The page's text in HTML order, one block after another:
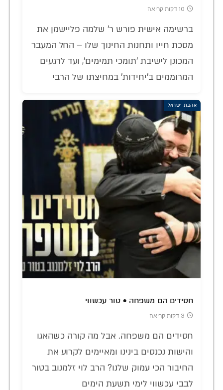
10 דקות קריאה
ברשימה אישית פורש ר' שלמה פליישמן את
מסכת חייו ותחנות החינוך שלו – החל המעבר
המכונן לישיבת 'תומכי תמימים', ועד לרגעים
המרוממים ב'יחידות' במחיצתו של הרבי
אהבת ישראל
חסידים הם משפחה • טור עכשווי
3 דקות קריאה
חסידים הם משפחה. אבל מה קורה כשהאגו
והישות נכנסים בינינו ומאיימים לקרוע את
החיבור הכי עמוק שלנו? הרב לוי זלמנוב בטור
לבבי עכשווי לימי תשעת הימים